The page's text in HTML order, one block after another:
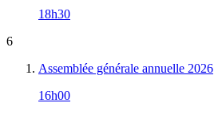
18h30
6
Assemblée générale annuelle 2026
16h00